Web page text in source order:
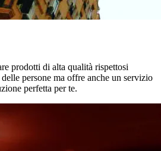
prodotti di alta qualità rispettosi
persone ma offre anche un servizio
perfetta per te.